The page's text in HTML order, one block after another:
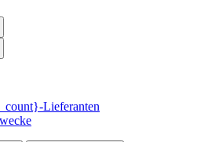
Lieferanten